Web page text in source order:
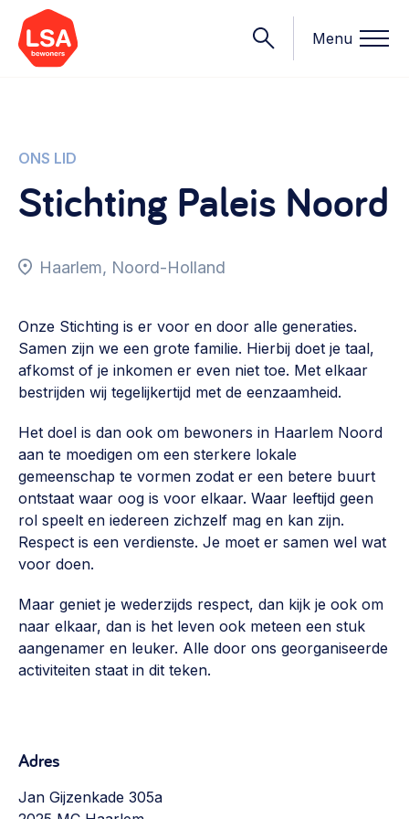
Menu
Onderwerpen
Starten van een initiatief
Organisatie en beheer
Bestuur, horeca, evenementen, verhuur en communicatie >
Vrijwilligers en medewerkers
>
Eigen gebouw
Huren of kopen, maatschappelijk vastgoed,
ontmoetingsplekken >
Bewonersbedrijf starten, ondernemingsplan maken >
Buurtbewoners verbinden
Community building en ABCD, welkomstcultuur >
uitbreiden >
Wijkaanpak
Wat we doen
Onze leden
Contact
Nieuws
Opinie
Bijeenkomsten
Team
Lid worden
030 231 7511
info@lsabewoners.nl
ONS LID
Stichting Paleis Noord
Haarlem, Noord-Holland
Onze Stichting is er voor en door alle generaties.
Samen zijn we een grote familie. Hierbij doet je taal,
afkomst of je inkomen er even niet toe. Met elkaar
bestrijden wij tegelijkertijd met de eenzaamheid.
Het doel is dan ook om bewoners in Haarlem Noord
aan te moedigen om een sterkere lokale
gemeenschap te vormen zodat er een betere buurt
ontstaat waar oog is voor elkaar. Waar leeftijd geen
rol speelt en iedereen zichzelf mag en kan zijn.
Respect is een verdienste. Je moet er samen wel wat
voor doen.
Maar geniet je wederzijds respect, dan kijk je ook om
naar elkaar, dan is het leven ook meteen een stuk
aangenamer en leuker. Alle door ons georganiseerde
activiteiten staat in dit teken.
Adres
Jan Gijzenkade 305a